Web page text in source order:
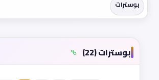
بوسترات
بوسترات (22)